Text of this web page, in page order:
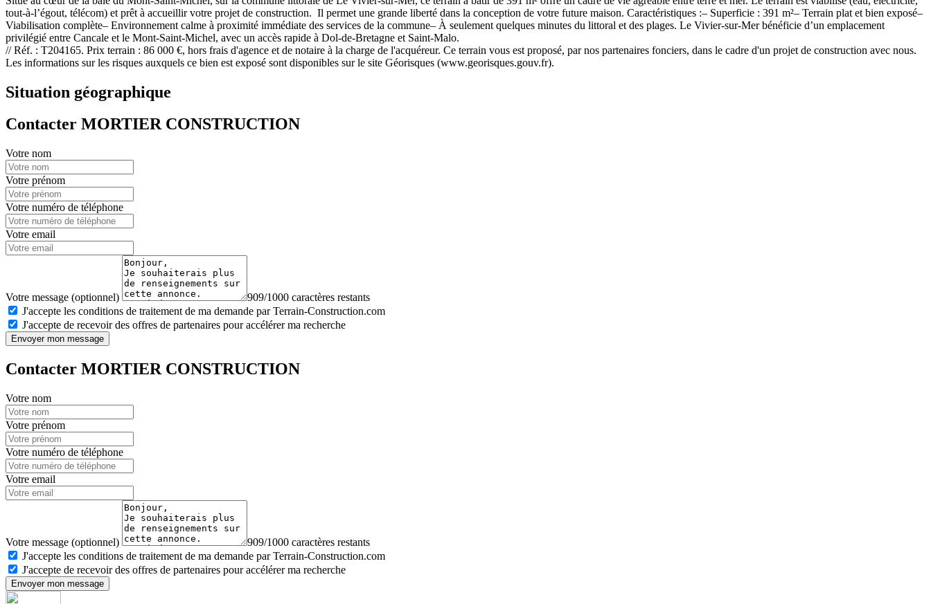
tout-à-l’égout, télécom) et prêt à accueillir votre projet de construction. Il permet une grande liberté dans la conception de votre future maison. Caractéristiques :– Superficie : 391 m²– Terrain plat et bien exposé–
Viabilisation complète– Environnement calme à proximité immédiate des services de la commune– À seulement quelques minutes du littoral et des plages. Le Vivier-sur-Mer bénéficie d’un emplacement
privilégié entre Cancale et le Mont-Saint-Michel, avec un accès rapide à Dol-de-Bretagne et Saint-Malo.
// Réf. : T204165. Prix terrain : 86 000 €, hors frais d'agence et de notaire à la charge de l'acquéreur. Ce terrain vous est proposé, par nos partenaires fonciers, dans le cadre d'un projet de construction avec nous.
Les informations sur les risques auxquels ce bien est exposé sont disponibles sur le site Géorisques (www.georisques.gouv.fr).
Situation géographique
Contacter MORTIER CONSTRUCTION
Votre nom
Votre prénom
Votre numéro de téléphone
Votre email
Votre message (optionnel)
909/1000 caractères restants
J'accepte les conditions de traitement de ma demande par Terrain-Construction.com
J'accepte de recevoir des offres de partenaires pour accélérer ma recherche
Envoyer mon message
Contacter MORTIER CONSTRUCTION
Votre nom
Votre prénom
Votre numéro de téléphone
Votre email
Votre message (optionnel)
909/1000 caractères restants
J'accepte les conditions de traitement de ma demande par Terrain-Construction.com
J'accepte de recevoir des offres de partenaires pour accélérer ma recherche
Envoyer mon message